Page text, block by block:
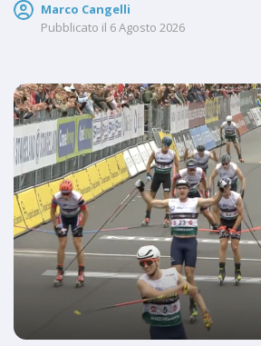
Marco Cangelli
Pubblicato il 6 Agosto 2026